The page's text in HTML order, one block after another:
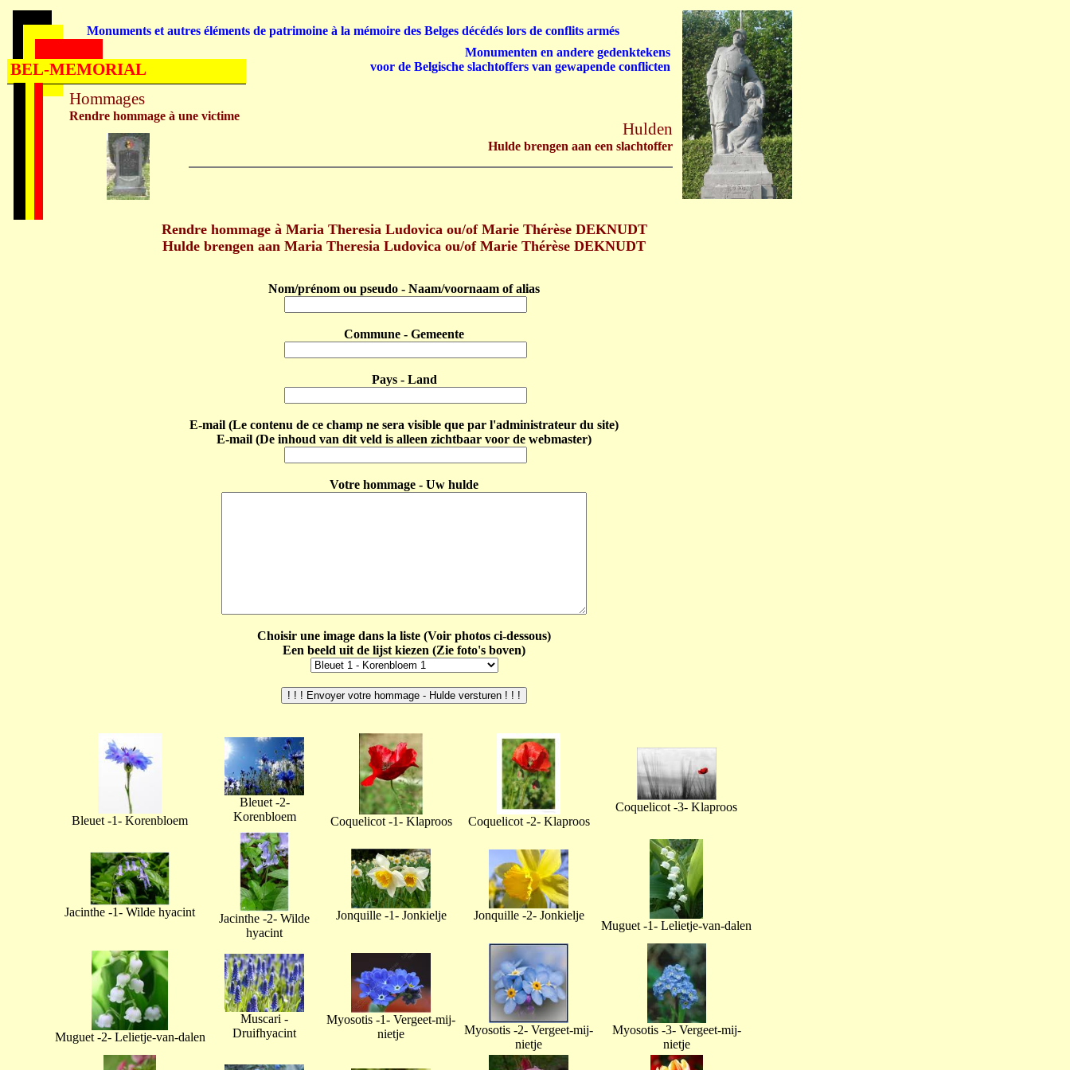
Rendre hommage à Maria Theresia Ludovica ou/of Marie Thérèse DEKNUDT
Hulde brengen aan Maria Theresia Ludovica ou/of Marie Thérèse DEKNUDT
Nom/prénom ou pseudo - Naam/voornaam of alias
Commune - Gemeente
Pays - Land
E-mail (Le contenu de ce champ ne sera visible que par l'administrateur du site)
E-mail (De inhoud van dit veld is alleen zichtbaar voor de webmaster)
Votre hommage - Uw hulde
Choisir une image dans la liste (Voir photos ci-dessous)
Een beeld uit de lijst kiezen (Zie foto's boven)
Bleuet -1- Korenbloem
Bleuet -2-
Korenbloem
Coquelicot -1- Klaproos Coquelicot -2- Klaproos
Coquelicot -3- Klaproos
Jacinthe -1- Wilde hyacint
Jacinthe -2- Wilde
hyacint
Jonquille -1- Jonkielje Jonquille -2- Jonkielje
Muguet -1- Lelietje-van-dalen
Muguet -2- Lelietje-van-dalen
Muscari -
Druifhyacint
Myosotis -1- Vergeet-mij-
nietje
Myosotis -2- Vergeet-mij-
nietje
Myosotis -3- Vergeet-mij-
nietje
Hommages
Rendre hommage à une victime
Hulden
Hulde brengen aan een slachtoffer
Monuments et autres éléments de patrimoine à la mémoire des Belges décédés lors de conflits armés
Monumenten en andere gedenktekens
voor de Belgische slachtoffers van gewapende conflicten
BEL-MEMORIAL